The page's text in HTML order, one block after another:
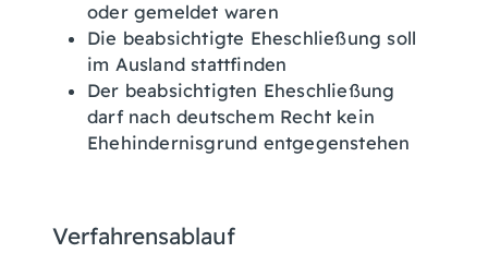
oder gemeldet waren
Die beabsichtigte Eheschließung soll
im Ausland stattfinden
Der beabsichtigten Eheschließung
darf nach deutschem Recht kein
Ehehindernisgrund entgegenstehen
Verfahrensablauf